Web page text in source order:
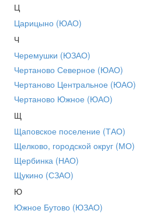
Ц
Царицыно (ЮАО)
Ч
Черемушки (ЮЗАО)
Чертаново Северное (ЮАО)
Чертаново Центральное (ЮАО)
Чертаново Южное (ЮАО)
Щ
Щаповское поселение (ТАО)
Щелково, городской округ (МО)
Щербинка (НАО)
Щукино (СЗАО)
Ю
Южное Бутово (ЮЗАО)